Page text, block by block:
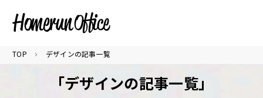
TOP デザインの記事一覧
「デザインの記事一覧」